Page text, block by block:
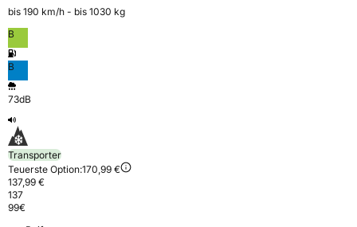
bis 190 km⁠/⁠h - bis 1030 kg
B
B
73dB
Transporter
Teuerste Option:170,99 €
137,99 €
137
99€